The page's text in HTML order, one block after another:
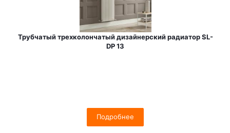
Трубчатый трехколончатый дизайнерский радиатор SL-
DP 13
Подробнее